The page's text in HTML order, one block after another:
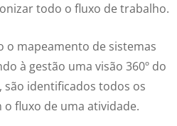
todo o fluxo de trabalho.
o mapeamento de sistemas
à gestão uma visão 360º do
são identificados todos os
fluxo de uma atividade.